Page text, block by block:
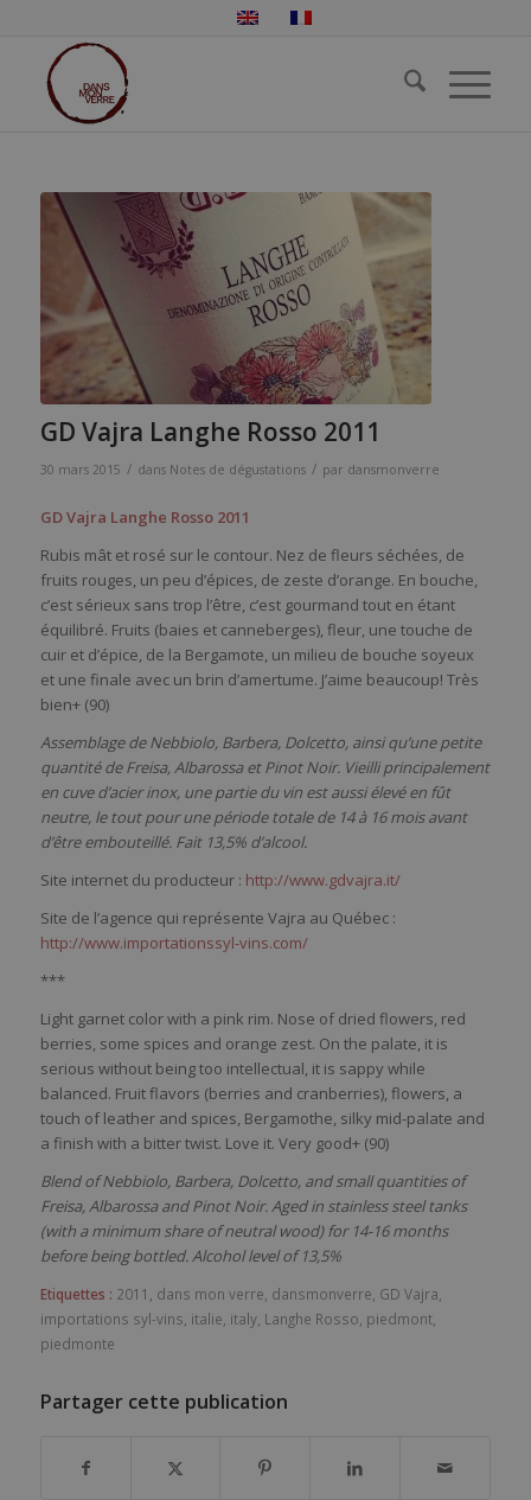
GD Vajra Langhe Rosso 2011
30 mars 2015 / dans Notes de dégustations / par dansmonverre
GD Vajra Langhe Rosso 2011
Rubis mât et rosé sur le contour. Nez de fleurs séchées, de
fruits rouges, un peu d’épices, de zeste d’orange. En bouche,
c’est sérieux sans trop l’être, c’est gourmand tout en étant
équilibré. Fruits (baies et canneberges), fleur, une touche de
cuir et d’épice, de la Bergamote, un milieu de bouche soyeux
et une finale avec un brin d’amertume. J’aime beaucoup! Très
bien+ (90)
Assemblage de Nebbiolo, Barbera, Dolcetto, ainsi qu’une petite
quantité de Freisa, Albarossa et Pinot Noir. Vieilli principalement
en cuve d’acier inox, une partie du vin est aussi élevé en fût
neutre, le tout pour une période totale de 14 à 16 mois avant
d’être embouteillé. Fait 13,5% d’alcool.
Site internet du producteur : http://www.gdvajra.it/
Site de l’agence qui représente Vajra au Québec :
http://www.importationssyl-vins.com/
***
Light garnet color with a pink rim. Nose of dried flowers, red
berries, some spices and orange zest. On the palate, it is
serious without being too intellectual, it is sappy while
balanced. Fruit flavors (berries and cranberries), flowers, a
touch of leather and spices, Bergamothe, silky mid-palate and
a finish with a bitter twist. Love it. Very good+ (90)
Blend of Nebbiolo, Barbera, Dolcetto, and small quantities of
Freisa, Albarossa and Pinot Noir. Aged in stainless steel tanks
(with a minimum share of neutral wood) for 14-16 months
before being bottled. Alcohol level of 13,5%
Etiquettes : 2011 dans mon verre dansmonverre GD Vajra
importations syl-vins italie italy, Langhe Rosso piedmont,
piedmonte
Partager cette publication